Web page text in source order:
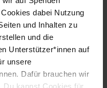
dabei Nutzung
und Inhalten zu
und die
Unterstützer*innen auf
unsere
Dafür brauchen wir
Staaten
Diaz